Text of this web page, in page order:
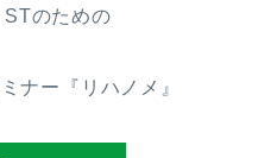
STのための
ナー『リハノメ』